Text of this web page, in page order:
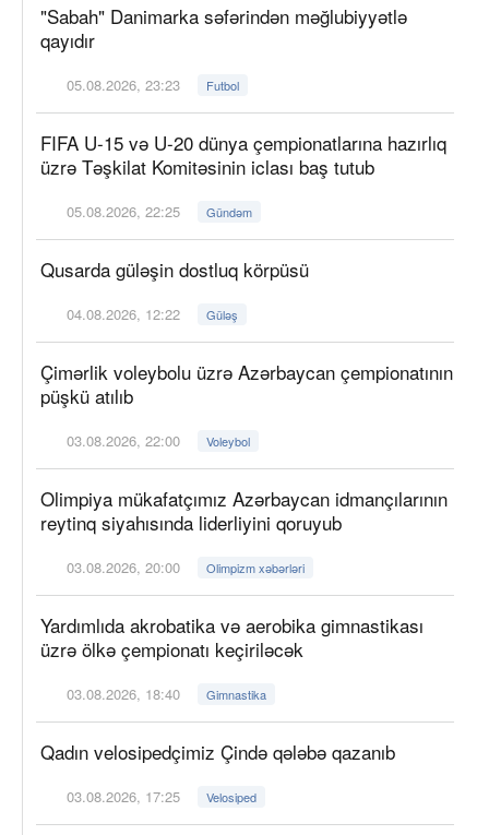
"Sabah" Danimarka səfərindən məğlubiyyətlə
qayıdır
05.08.2026, 23:23 Futbol
FIFA U-15 və U-20 dünya çempionatlarına hazırlıq
üzrə Təşkilat Komitəsinin iclası baş tutub
05.08.2026, 22:25 Gündəm
Qusarda güləşin dostluq körpüsü
04.08.2026, 12:22 Güləş
Çimərlik voleybolu üzrə Azərbaycan çempionatının
püşkü atılıb
03.08.2026, 22:00 Voleybol
Olimpiya mükafatçımız Azərbaycan idmançılarının
reytinq siyahısında liderliyini qoruyub
03.08.2026, 20:00 Olimpizm xəbərləri
Yardımlıda akrobatika və aerobika gimnastikası
üzrə ölkə çempionatı keçiriləcək
03.08.2026, 18:40 Gimnastika
Qadın velosipedçimiz Çində qələbə qazanıb
03.08.2026, 17:25 Velosiped